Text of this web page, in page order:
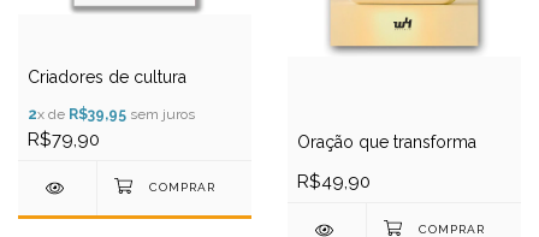
Criadores de cultura
2x de R$39,95 sem juros
R$79,90 Oração que transforma
R$49,90